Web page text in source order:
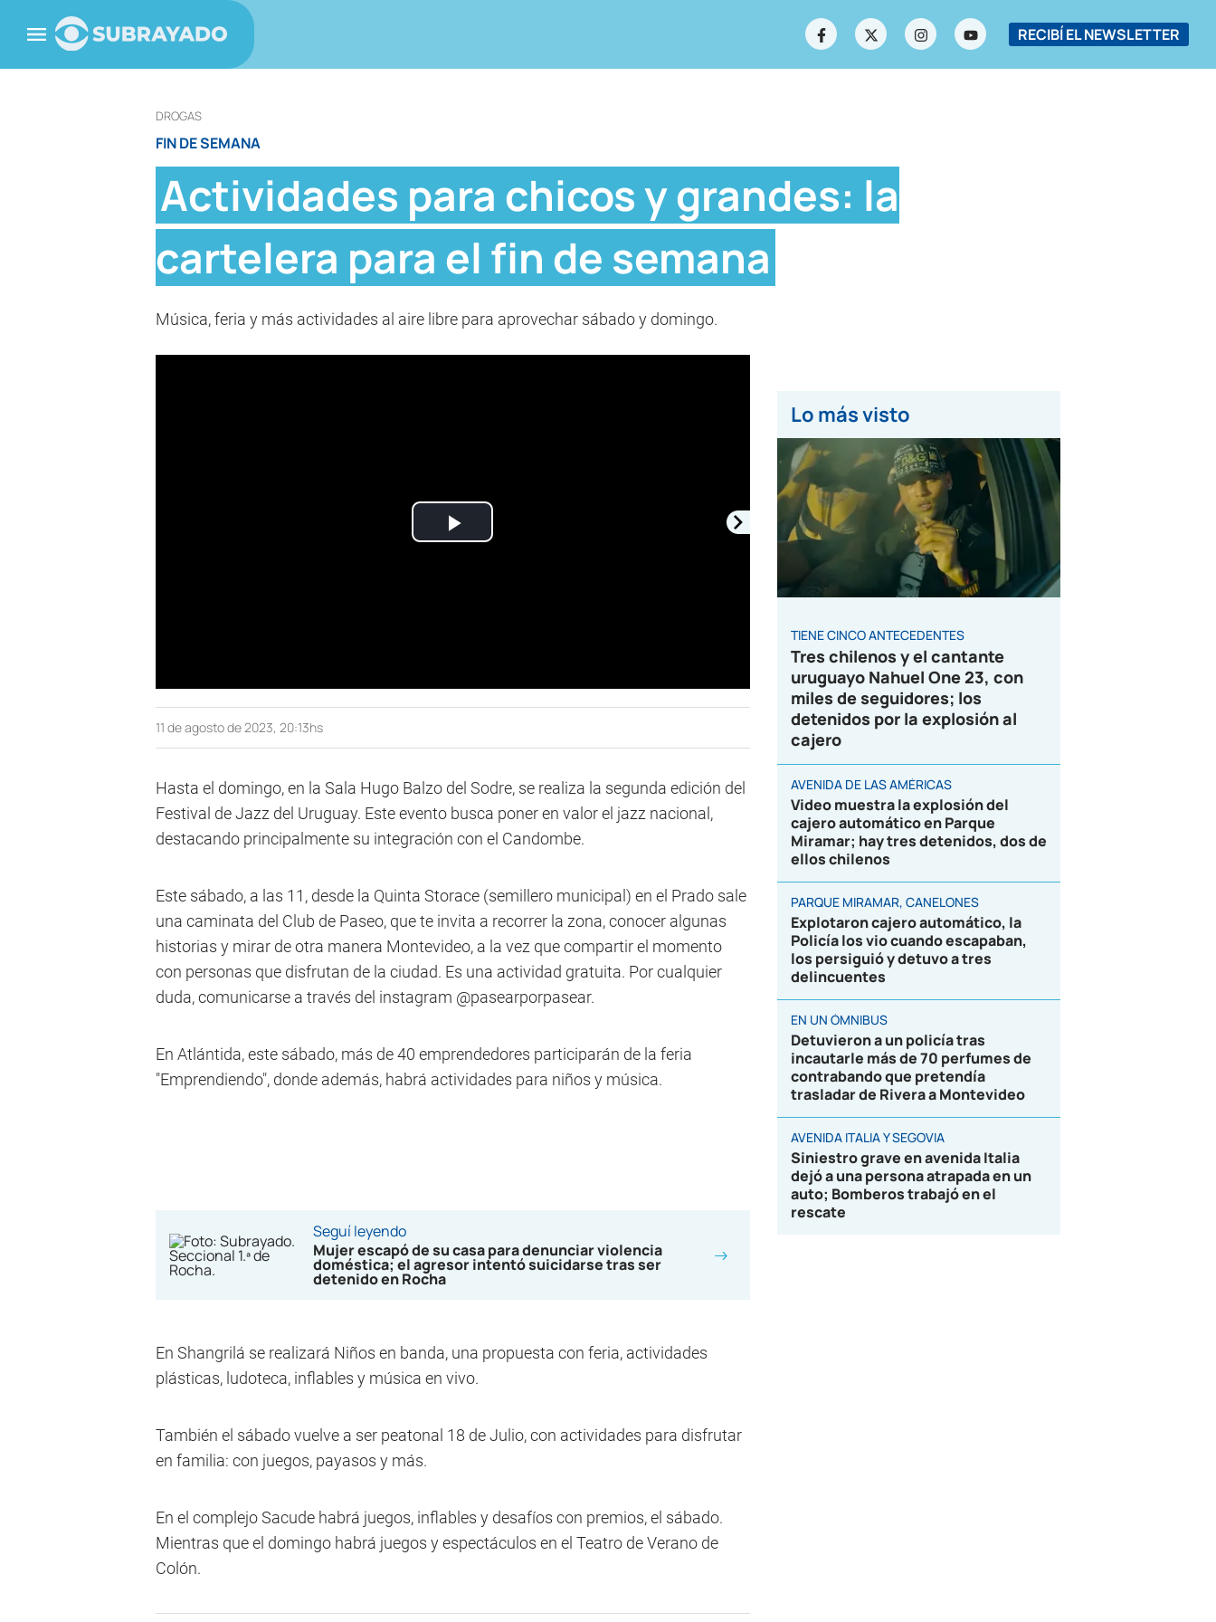
RECIBÍ EL NEWSLETTER
DROGAS
FIN DE SEMANA
Actividades para chicos y grandes: la
cartelera para el fin de semana
Música, feria y más actividades al aire libre para aprovechar sábado y domingo.
Play
11 de agosto de 2023, 20:13hs
Hasta el domingo, en la Sala Hugo Balzo del Sodre, se realiza la segunda edición del
Festival de Jazz del Uruguay. Este evento busca poner en valor el jazz nacional,
destacando principalmente su integración con el Candombe.
Este sábado, a las 11, desde la Quinta Storace (semillero municipal) en el Prado sale
una caminata del Club de Paseo, que te invita a recorrer la zona, conocer algunas
historias y mirar de otra manera Montevideo, a la vez que compartir el momento
con personas que disfrutan de la ciudad. Es una actividad gratuita. Por cualquier
duda, comunicarse a través del instagram @pasearporpasear.
En Atlántida, este sábado, más de 40 emprendedores participarán de la feria
"Emprendiendo", donde además, habrá actividades para niños y música.
Seguí leyendo
Mujer escapó de su casa para denunciar violencia
doméstica; el agresor intentó suicidarse tras ser
detenido en Rocha
En Shangrilá se realizará Niños en banda, una propuesta con feria, actividades
plásticas, ludoteca, inflables y música en vivo.
También el sábado vuelve a ser peatonal 18 de Julio, con actividades para disfrutar
en familia: con juegos, payasos y más.
En el complejo Sacude habrá juegos, inflables y desafíos con premios, el sábado.
Mientras que el domingo habrá juegos y espectáculos en el Teatro de Verano de
Colón.
Lo más visto
TIENE CINCO ANTECEDENTES
Tres chilenos y el cantante
uruguayo Nahuel One 23, con
miles de seguidores; los
detenidos por la explosión al
cajero
AVENIDA DE LAS AMÉRICAS
Video muestra la explosión del
cajero automático en Parque
Miramar; hay tres detenidos, dos de
ellos chilenos
PARQUE MIRAMAR, CANELONES
Explotaron cajero automático, la
Policía los vio cuando escapaban,
los persiguió y detuvo a tres
delincuentes
EN UN ÓMNIBUS
Detuvieron a un policía tras
incautarle más de 70 perfumes de
contrabando que pretendía
trasladar de Rivera a Montevideo
AVENIDA ITALIA Y SEGOVIA
Siniestro grave en avenida Italia
dejó a una persona atrapada en un
auto; Bomberos trabajó en el
rescate